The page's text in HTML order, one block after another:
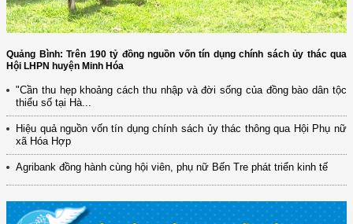
Quảng Bình: Trên 190 tỷ đồng nguồn vốn tín dụng chính sách ủy thác qua
Hội LHPN huyện Minh Hóa
"Cần thu hẹp khoảng cách thu nhập và đời sống của đồng bào dân tộc
thiểu số tại Hà...
Hiệu quả nguồn vốn tín dụng chính sách ủy thác thông qua Hội Phụ nữ
xã Hóa Hợp
Agribank đồng hành cùng hội viên, phụ nữ Bến Tre phát triển kinh tế